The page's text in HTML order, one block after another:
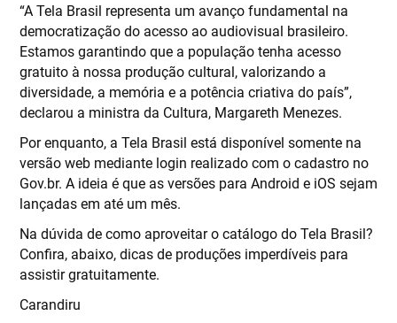
“A Tela Brasil representa um avanço fundamental na
democratização do acesso ao audiovisual brasileiro.
Estamos garantindo que a população tenha acesso
gratuito à nossa produção cultural, valorizando a
diversidade, a memória e a potência criativa do país”,
declarou a ministra da Cultura, Margareth Menezes.
Por enquanto, a Tela Brasil está disponível somente na
versão web mediante login realizado com o cadastro no
Gov.br. A ideia é que as versões para Android e iOS sejam
lançadas em até um mês.
Na dúvida de como aproveitar o catálogo do Tela Brasil?
Confira, abaixo, dicas de produções imperdíveis para
assistir gratuitamente.
Carandiru